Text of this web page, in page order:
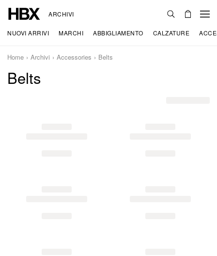
ARCHIVI
NUOVI ARRIVI MARCHI ABBIGLIAMENTO CALZATURE
Home Archivi Accessories Belts
Belts